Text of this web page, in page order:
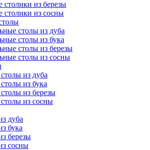
столики из березы
столики из сосны
столы из дуба
столы из бука
столы из березы
столы из сосны
из дуба
из бука
из березы
из сосны
дуба
бука
березы
сосны